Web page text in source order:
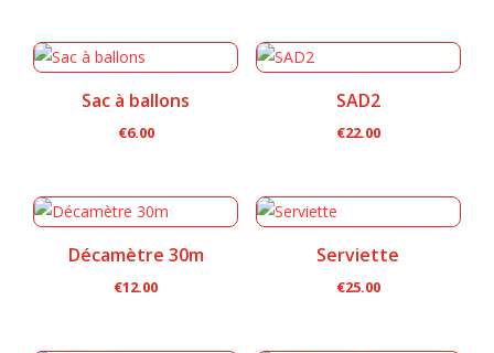
Sac à ballons
€6.00
SAD2
€22.00
Décamètre 30m
€12.00
Serviette
€25.00